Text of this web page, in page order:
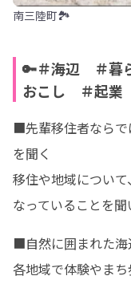
南三陸町🏞️
🔑＃海辺 ＃
おこし ＃起業
■先輩移住者ならで
を聞く
移住や地域につい
なっていることを聞
■自然に囲まれた海
各地域で体験やま